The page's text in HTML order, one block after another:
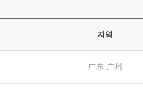
지역
广东 广州